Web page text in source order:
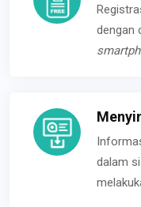
dengan
dalam